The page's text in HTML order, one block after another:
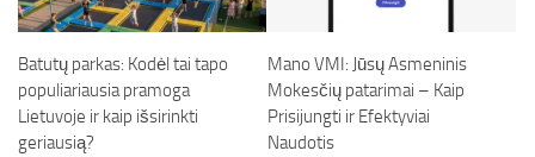
Batutų parkas: Kodėl tai tapo
populiariausia pramoga
Lietuvoje ir kaip išsirinkti
geriausią?
Mano VMI: Jūsų Asmeninis
Mokesčių patarimai – Kaip
Prisijungti ir Efektyviai
Naudotis